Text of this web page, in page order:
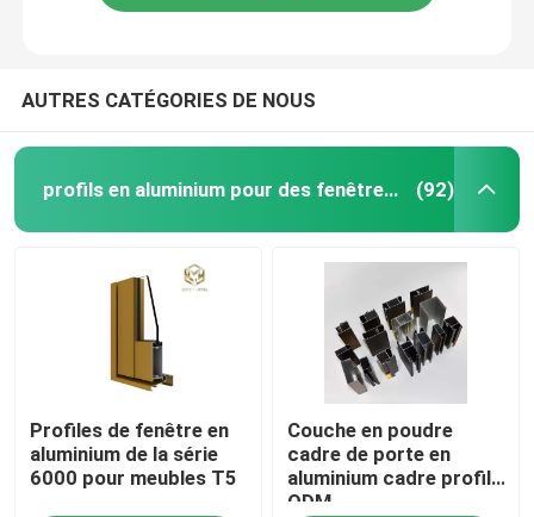
Produits
A propos de nous
AUTRES CATÉGORIES DE NOUS
profils en aluminium pour des fenêtres et des portes (92)
Profiles de fenêtre en
aluminium de la série
6000 pour meubles T5
Couche en poudre
cadre de porte en
aluminium cadre profilé
ODM